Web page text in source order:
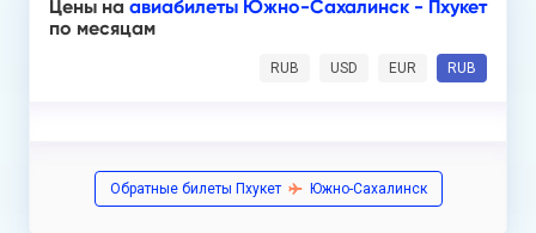
Цены на авиабилеты Южно-Сахалинск - Пхукет
по месяцам
RUB USD EUR RUB
Обратные билеты Пхукет Южно-Сахалинск